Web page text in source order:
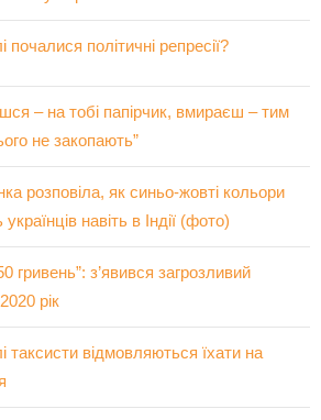
почалися політичні репресії?
– на тобі папірчик, вмираєш – тим
не закопають”
розповіла, як синьо-жовті кольори
навіть в Індії (фото)
гривень”: з’явився загрозливий
рік
таксисти відмовляються їхати на